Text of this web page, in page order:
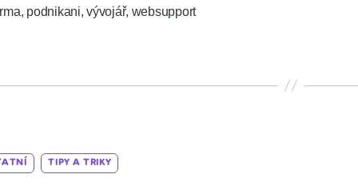
, podnikani,vývojář, websupport
TIPY A TRIKY